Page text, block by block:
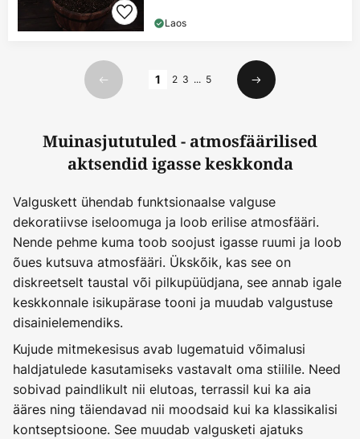
Laos
Eelmine
1 2 3 ... 5
Järgmine
Muinasjututuled - atmosfäärilised
aktsendid igasse keskkonda
Valguskett ühendab funktsionaalse valguse
dekoratiivse iseloomuga ja loob erilise atmosfääri.
Nende pehme kuma toob soojust igasse ruumi ja loob
õues kutsuva atmosfääri. Ükskõik, kas see on
diskreetselt taustal või pilkupüüdjana, see annab igale
keskkonnale isikupärase tooni ja muudab valgustuse
disainielemendiks.
Kujude mitmekesisus avab lugematuid võimalusi
haldjatulede kasutamiseks vastavalt oma stiilile. Need
sobivad paindlikult nii elutoas, terrassil kui ka aia
ääres ning täiendavad nii moodsaid kui ka klassikalisi
kontseptsioone. See muudab valgusketi ajatuks